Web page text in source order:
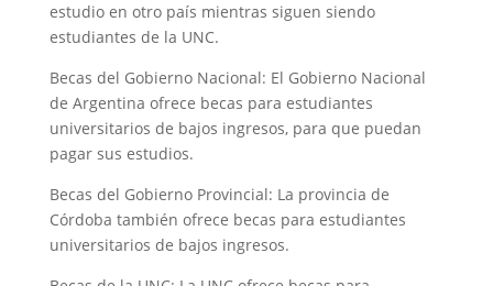
estudio en otro país mientras siguen siendo
estudiantes de la UNC.
Becas del Gobierno Nacional: El Gobierno Nacional
de Argentina ofrece becas para estudiantes
universitarios de bajos ingresos, para que puedan
pagar sus estudios.
Becas del Gobierno Provincial: La provincia de
Córdoba también ofrece becas para estudiantes
universitarios de bajos ingresos.